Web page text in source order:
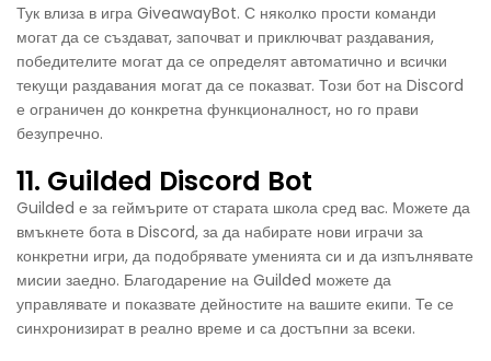
Тук влиза в игра GiveawayBot. С няколко прости команди
могат да се създават, започват и приключват раздавания,
победителите могат да се определят автоматично и всички
текущи раздавания могат да се показват. Този бот на Discord
е ограничен до конкретна функционалност, но го прави
безупречно.
11. Guilded Discord Bot
Guilded е за геймърите от старата школа сред вас. Можете да
вмъкнете бота в Discord, за да набирате нови играчи за
конкретни игри, да подобрявате уменията си и да изпълнявате
мисии заедно. Благодарение на Guilded можете да
управлявате и показвате дейностите на вашите екипи. Те се
синхронизират в реално време и са достъпни за всеки.